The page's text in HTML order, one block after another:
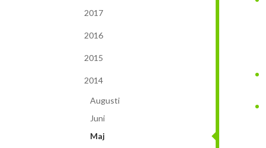
2017
2016
2015
2014
Augusti
Juni
Maj